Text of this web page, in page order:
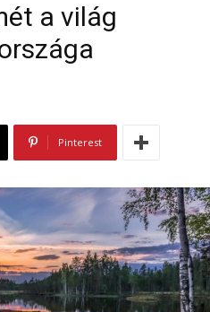
a világ
Pinterest